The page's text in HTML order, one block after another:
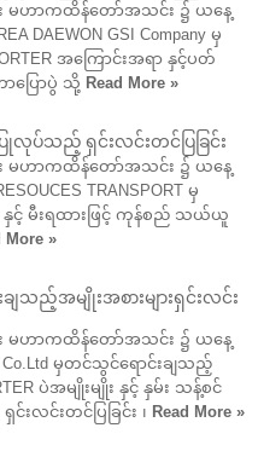
း မဟာကထိန်တော်အသင်း ၌ ယနေ့
DAEWON GSI Company မှ
အကြောင်းအရာ နှင့်ပတ်
ပြောပွဲ သို့ Read More »
င်းပပြုလုပ်သည့် ရှင်းလင်းတင်ပြခြင်း
း မဟာကထိန်တော်အသင်း ၌ ယနေ့
TRANSPORT မှ
င့် မီးရထားဖြင့် ကုန်စည် သယ်ယူ
More »
င်းချသည့်အမျိုးအစားများရှင်းလင်း
း မဟာကထိန်တော်အသင်း ၌ ယနေ့
Co.Ltd မှတင်သွင်ရောင်းချသည့်
ပဲအမျိုးမျိုး နှင့် နှမ်း သန့်စင်
လင်းတင်ပြခြင်း ၊ Read More »